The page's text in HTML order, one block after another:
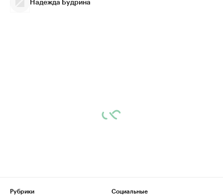
Надежда Будрина
Рубрики
Социальные